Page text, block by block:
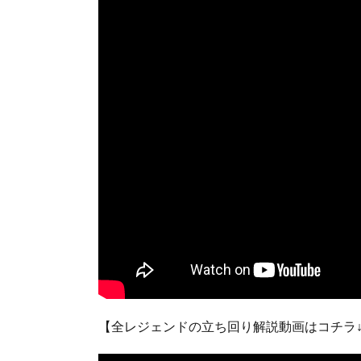
【全レジェンドの立ち回り解説動画はコチラ